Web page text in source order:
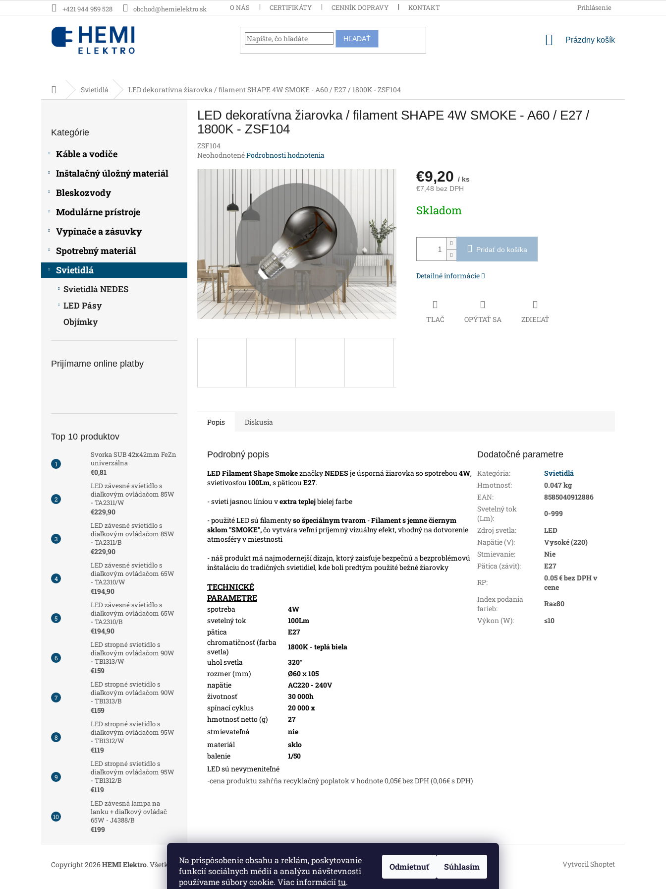
Na prispôsobenie obsahu a reklám, poskytovanie
funkcií sociálnych médií a analýzu návštevnosti
používame súbory cookie. Viac informáciítu.
Odmietnuť Súhlasím
na
+421 944 959 528 obchod@hemielektro.sk O NÁS CERTIFIKÁTY CENNÍK DOPRAVY KONTAKT PODMIENKY OCHRANY
Prihlásenie
HĽADAŤ
NÁKUPNÝ
Prázdny košík
DomovSvietidlá LED dekoratívna žiarovka / filament SHAPE 4W SMOKE - A60 / E27 / 1800K - ZSF104
kategórie
Kategórie
Káble a vodiče
Inštalačný úložný materiál
Bleskozvody
Modulárne prístroje
Vypínače a zásuvky
Spotrebný materiál
Svietidlá
Svietidlá NEDES
LED Pásy
Objímky
Prijímame online platby
Top 10 produktov
Svorka SUB 42x42mm FeZn
univerzálna
€0,81
LED závesné svietidlo s
diaľkovým ovládačom 85W
- TA2311/W
€229,90
LED závesné svietidlo s
diaľkovým ovládačom 85W
- TA2311/B
€229,90
LED závesné svietidlo s
diaľkovým ovládačom 65W
- TA2310/W
€194,90
LED závesné svietidlo s
diaľkovým ovládačom 65W
- TA2310/B
€194,90
LED stropné svietidlo s
diaľkovým ovládačom 90W
- TB1313/W
€159
LED stropné svietidlo s
diaľkovým ovládačom 90W
- TB1313/B
€159
LED stropné svietidlo s
diaľkovým ovládačom 95W
- TB1312/W
€119
LED stropné svietidlo s
diaľkovým ovládačom 95W
- TB1312/B
€119
LED závesná lampa na
lanku + diaľkový ovládač
65W - J4388/B
€199
LED dekoratívna žiarovka / filament SHAPE 4W SMOKE - A60 / E27 /
1800K - ZSF104
ZSF104
Priemerné
NeohodnotenéPodrobnosti hodnotenia
€9,20 / ks
€7,48 bez DPH
cena:
Skladom
Pridať do košíka
Detailné informácie
TLAČ OPÝTAŤ SA ZDIEĽAŤ
Popis Diskusia
Podrobný popis
LED Filament Shape SmokeznačkyNEDES je úsporná žiarovka so spotrebou 4W,
svietivosťou 100Lm, s päticou E27.
- svieti jasnou líniou vextra teplejbielej farbe
- použité LED sú filamentyso špeciálnym tvarom -Filament s jemne čiernym
sklom "SMOKE",čo vytvára veľmi príjemný vizuálny efekt, vhodný na dotvorenie
atmosféry v miestnosti
- náš produkt má najmodernejší dizajn, ktorý zaisťuje bezpečnú a bezproblémovú
inštaláciu do tradičných svietidiel, kde boli predtým použité bežné žiarovky
TECHNICKÉ
PARAMETRE
spotreba
4W
svetelný tok
100Lm
pätica
E27
chromatičnosť (farba
svetla)
1800K - teplá biela
uhol svetla
320°
rozmer (mm)
Ø60 x 105
napätie
AC220 - 240V
životnosť
30 000h
spínací cyklus
20 000 x
hmotnosť netto (g)
27
stmievateľná
nie
materiál
sklo
balenie
1/50
LED sú nevymeniteľné
-cena produktu zahŕňa recyklačný poplatok v hodnote 0,05€ bez DPH (0,06€ s DPH)
Dodatočné parametre
Kategória:
Svietidlá
Hmotnosť:
0.047 kg
EAN:
8585040912886
Svetelný tok
(Lm):
0-999
Zdroj svetla:
LED
Napätie (V):
Vysoké (220)
Stmievanie:
Nie
Pätica (závit):
E27
RP:
0.05 € bez DPH v
cene
Index podania
farieb:
Ra≥80
Výkon (W): ≤10
Vytvoril Shoptet
Copyright 2026HEMI Elektro. Všetky práva vyhradené.Upraviť nastavenie cookies